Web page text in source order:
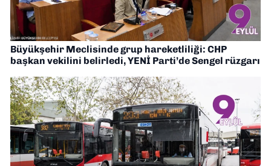
Büyükşehir Meclisinde grup hareketliliği: CHP
başkan vekilini belirledi, YENİ Parti’de Sengel rüzgarı